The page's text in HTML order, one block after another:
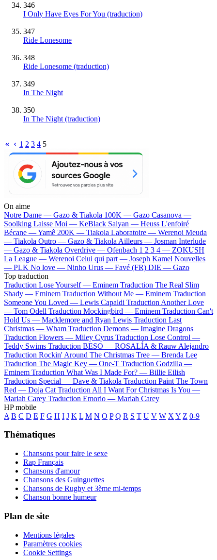
346
I Only Have Eyes For You (traduction)
347
Ride Lonesome
348
Ride Lonesome (traduction)
349
In The Night
350
In The Night (traduction)
1 2 3 4 5
On aime
Notre Dame — Gazo & Tiakola 100K — Gazo Casanova —
Soolking Laisse Moi — KeBlack Saiyan — Heuss L'enfoiré
Bécane —Yamê 200K — Tiakola Laboratoire — Werenoi Meuda
— Tiakola Outro — Gazo & Tiakola Ailleurs — Josman Interlude
— Gazo & Tiakola Overdrive — Ofenbach 1 2 3 4 — ZOKUSH
La League — Werenoi Celui qui part — Joseph Kamel Nouvelles
— PLK No love — Ninho Urus — Favé (FR) DIE — Gazo
Top traduction
Traduction Lose Yourself — Eminem Traduction The Real Slim
Shady — Eminem Traduction Without Me — Eminem Traduction
Someone You Loved — Lewis Capaldi Traduction Another Love
— Tom Odell Traduction Mockingbird — Eminem Traduction Can't
Hold Us — Macklemore and Ryan Lewis Traduction Last
Christmas — Wham Traduction Demons — Imagine Dragons
Traduction Flowers — Miley Cyrus Traduction Lose Control —
Teddy Swims Traduction BESO — ROSALÍA & Rauw Alejandro
Traduction Rockin' Around The Christmas Tree — Brenda Lee
Traduction The Magic Key — One-T Traduction Godzilla —
Eminem Traduction What Was I Made For? — Billie Eilish
Traduction Special — Dave & Tiakola Traduction Paint The Town
Red — Doja Cat Traduction All I Want For Christmas Is You —
Mariah Carey Traduction Emorio — Mariah Carey
HP mobile
A B C D E F G H I J K L M N O P Q R S T U V W X Y Z 0-9
Thématiques
Chansons pour faire le sexe
Rap Français
Chansons d'amour
Chansons des Guinguettes
Chansons de Rugby et 3ème mi-temps
Chanson bonne humeur
Plan de site
Mentions légales
Paramètres cookies
Cookie Settings